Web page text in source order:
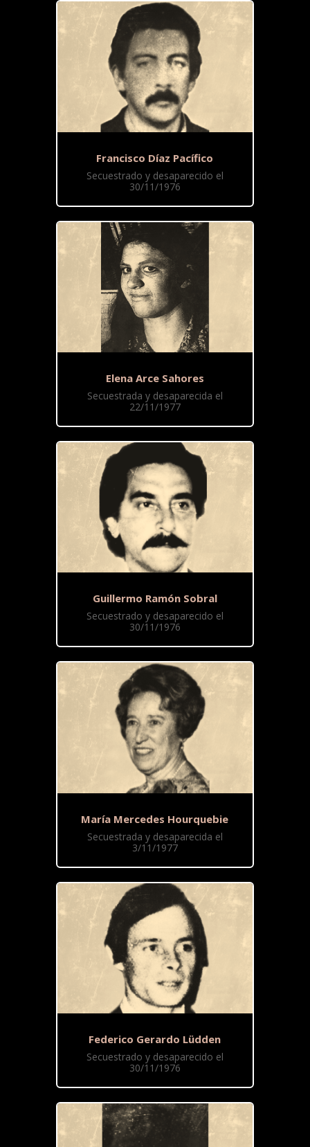
Francisco Díaz Pacífico
Secuestrado y desaparecido el
30/11/1976
Elena Arce Sahores
Secuestrada y desaparecida el
22/11/1977
Guillermo Ramón Sobral
Secuestrado y desaparecido el
30/11/1976
María Mercedes Hourquebie
Secuestrada y desaparecida el
3/11/1977
Federico Gerardo Lüdden
Secuestrado y desaparecido el
30/11/1976